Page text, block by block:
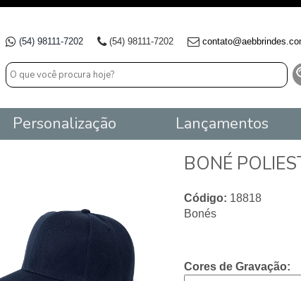
(54) 98111-7202 (54) 98111-7202
Personalização Lançamentos
BONÉ
Código: 18818
Bonés
Cores de Gravação: